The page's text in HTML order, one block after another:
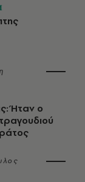
Ήταν ο